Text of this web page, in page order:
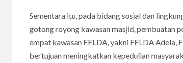
Sementara itu, pada bidang sosial dan
gotong royong kawasan masjid, pembuatan
empat kawasan FELDA, yakni FELDA Adela,
bertujuan meningkatkan kepedulian